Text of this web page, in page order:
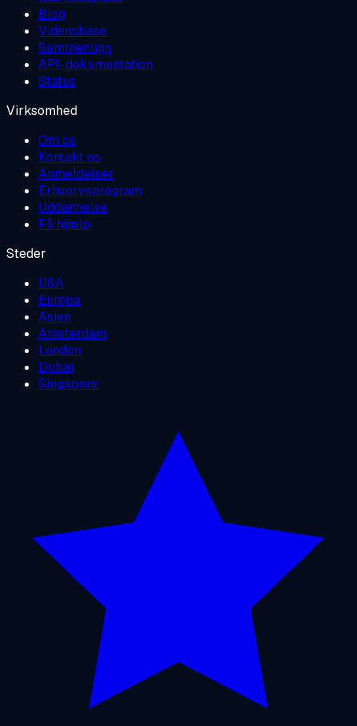
Blog
Vidensbase
Sammenlign
API-dokumentation
Status
Virksomhed
Om os
Kontakt os
Anmeldelser
Erhvervsprogram
Uddannelse
Få hjælp
Steder
USA
Europa
Asien
Amsterdam
London
Dubai
Singapore